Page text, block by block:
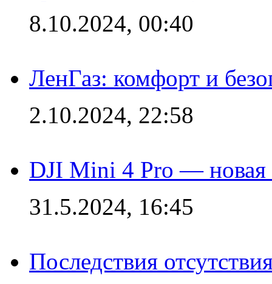
8.10.2024, 00:40
ЛенГаз: комфорт и
2.10.2024, 22:58
DJI Mini 4 Pro — новая
31.5.2024, 16:45
Последствия